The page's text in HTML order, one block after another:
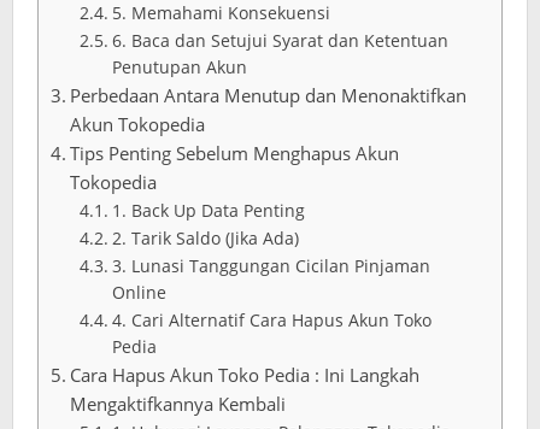
5. Memahami Konsekuensi
6. Baca dan Setujui Syarat dan Ketentuan
Penutupan Akun
Perbedaan Antara Menutup dan Menonaktifkan
Akun Tokopedia
Tips Penting Sebelum Menghapus Akun
Tokopedia
1. Back Up Data Penting
2. Tarik Saldo (Jika Ada)
3. Lunasi Tanggungan Cicilan Pinjaman
Online
4. Cari Alternatif Cara Hapus Akun Toko
Pedia
Cara Hapus Akun Toko Pedia : Ini Langkah
Mengaktifkannya Kembali